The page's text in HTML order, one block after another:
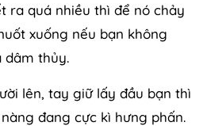
ra quá nhiều thì để nó chảy
xuống nếu bạn không
dâm thủy.
lên, tay giữ lấy đầu bạn thì
đang cực kì hưng phấn.